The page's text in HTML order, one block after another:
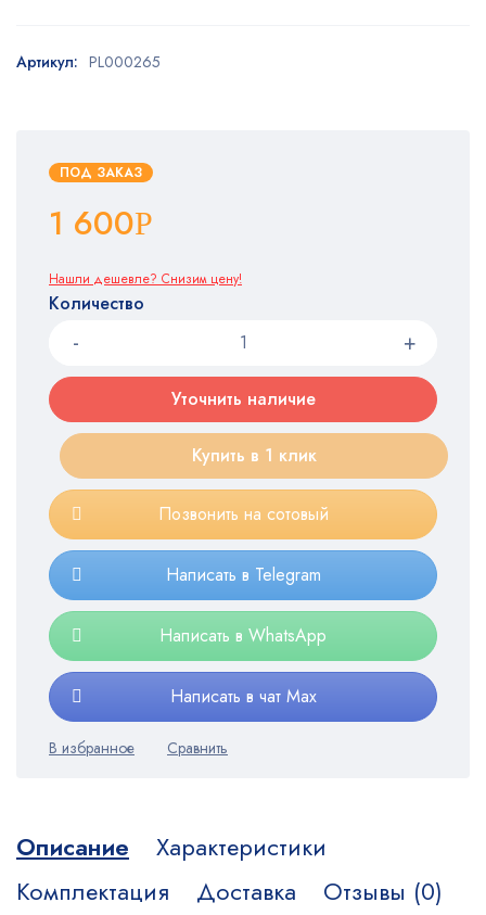
ПОД ЗАКАЗ
1 600Р
Нашли дешевле? Снизим цену!
Количество
Уточнить наличие
Купить в 1 клик
Позвонить на сотовый
Написать в Telegram
Написать в WhatsApp
Написать в чат Max
Артикул: PL000265
Описание
Характеристики
Комплектация
Доставка Отзывы (0)